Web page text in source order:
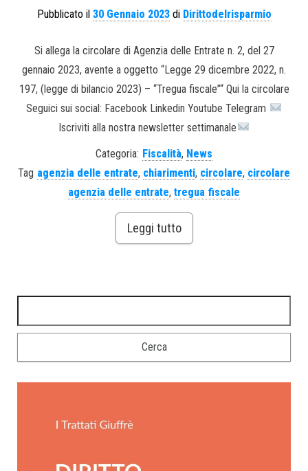
Pubblicato il 30 Gennaio 2023di Dirittodelrisparmio
Si allega la circolare di Agenzia delle Entrate n. 2, del 27
gennaio 2023, avente a oggetto “Legge 29 dicembre 2022, n.
197, (legge di bilancio 2023) – “Tregua fiscale”“ Qui la circolare
Seguici sui social: Facebook Linkedin Youtube Telegram
Iscriviti alla nostra newsletter settimanale
Categoria: Fiscalità, News
Tag agenzia delle entrate, chiarimenti, circolare, circolare
agenzia delle entrate, tregua fiscale
Leggi tutto